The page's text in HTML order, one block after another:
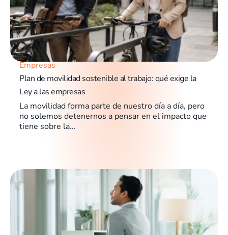
Empresas
Plan de movilidad sostenible al trabajo: qué exige la
Ley a las empresas
La movilidad forma parte de nuestro día a día, pero
no solemos detenernos a pensar en el impacto que
tiene sobre la...